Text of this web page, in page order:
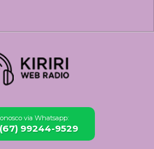
via Whatsapp:
99244-9529